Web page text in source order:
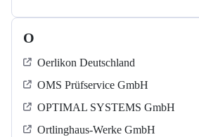
O
Oerlikon Deutschland
OMS Prüfservice GmbH
OPTIMAL SYSTEMS GmbH
Ortlinghaus-Werke GmbH